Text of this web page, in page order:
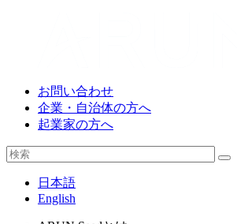
お問い合わせ
企業・自治体の方へ
起業家の方へ
日本語
English